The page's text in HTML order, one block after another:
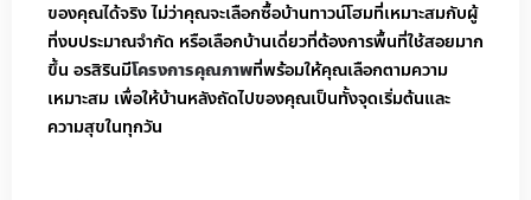
ของคุณได้จริง ไม่ว่าคุณจะเลือกซื้อบ้านทาวน์โฮมที่เหมาะสมกับผู้
ที่งบประมาณจำกัด หรือเลือกบ้านเดี่ยวที่ต้องการพื้นที่ใช้สอยมาก
ขึ้น อรสิรินมีโครงการคุณภาพที่พร้อมให้คุณเลือกตามความ
เหมาะสม เพื่อให้บ้านหลังถัดไปของคุณเป็นทั้งจุดเริ่มต้นและ
ความสุขในทุกวัน